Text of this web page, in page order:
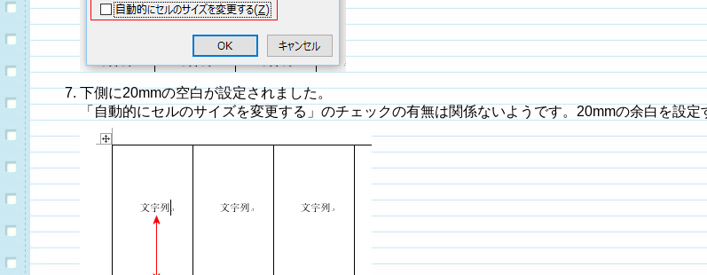
下側に20mmの空白が設定されました。
「自動的にセルのサイズを変更する」のチェックの有無は関係ないようです。20mmの余白を設定